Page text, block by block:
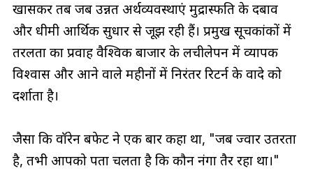
खासकर तब जब उन्नत अर्थव्यवस्थाएं मुद्रास्फीति के दबाव
और धीमी आर्थिक सुधार से जूझ रही हैं। प्रमुख सूचकांकों में
तरलता का प्रवाह वैश्विक बाजार के लचीलेपन में व्यापक
विश्वास और आने वाले महीनों में निरंतर रिटर्न के वादे को
दर्शाता है।
जैसा कि वॉरेन बफेट ने एक बार कहा था, "जब ज्वार उतरता
है, तभी आपको पता चलता है कि कौन नंगा तैर रहा था।"